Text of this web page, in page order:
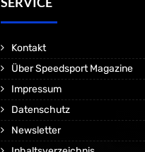
Kontakt
Über Speedsport Magazine
Impressum
Datenschutz
Newsletter